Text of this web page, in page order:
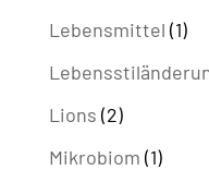
Lebensmittel (1)
Lions (2)
Mikrobiom (1)